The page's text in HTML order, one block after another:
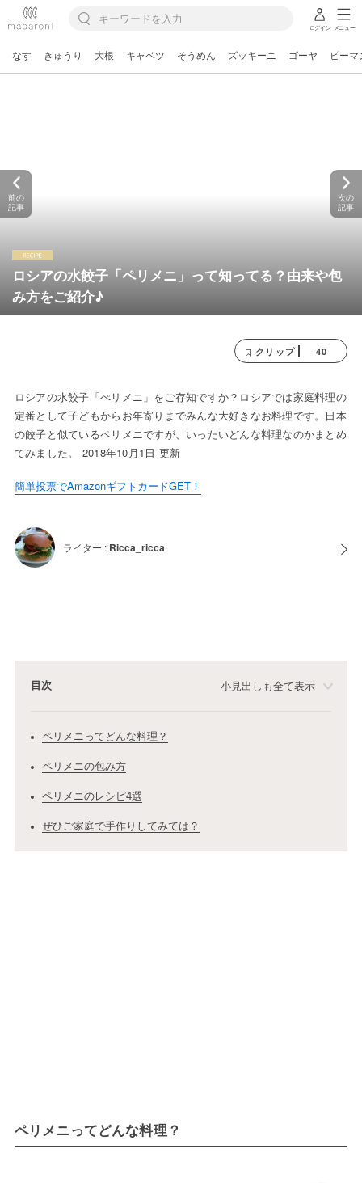
ログイン メニュー
なす きゅうり 大根 キャベツ そうめん ズッキーニ ゴーヤ ピーマ
ロシアの水餃子「ペリメニ」って知ってる？由来や包
み方をご紹介♪
前の
記事
次の
記事
クリップ 40
ロシアの水餃子「ぺリメニ」をご存知ですか？ロシアでは家庭料理の
定番として子どもからお年寄りまでみんな大好きなお料理です。日本
の餃子と似ているペリメニですが、いったいどんな料理なのかまとめ
てみました。 2018年10月1日 更新
簡単投票でAmazonギフトカードGET！
ライター : Ricca_ricca
目次 小見出しも全て表示
ペリメニってどんな料理？
ペリメニの包み方
ペリメニのレシピ4選
ぜひご家庭で手作りしてみては？
ペリメニってどんな料理？